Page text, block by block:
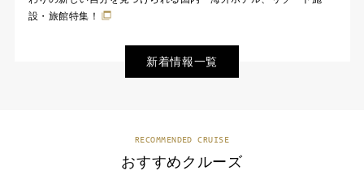
設・旅館特集！
新着情報一覧
RECOMMENDED CRUISE
おすすめクルーズ